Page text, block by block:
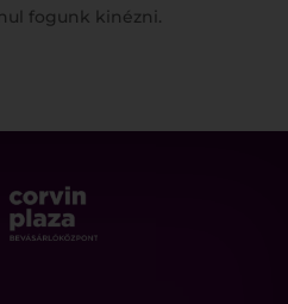
fogunk kinézni.